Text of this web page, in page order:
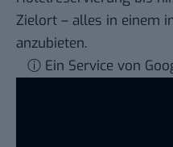
Zielort – alles in einem
anzubieten.
ⓘ Ein Service von